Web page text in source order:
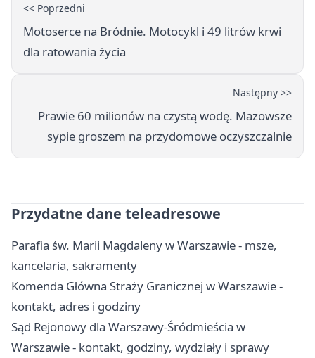
<< Poprzedni
Motoserce na Bródnie. Motocykl i 49 litrów krwi
dla ratowania życia
Następny >>
Prawie 60 milionów na czystą wodę. Mazowsze
sypie groszem na przydomowe oczyszczalnie
Przydatne dane teleadresowe
Parafia św. Marii Magdaleny w Warszawie - msze,
kancelaria, sakramenty
Komenda Główna Straży Granicznej w Warszawie -
kontakt, adres i godziny
Sąd Rejonowy dla Warszawy-Śródmieścia w
Warszawie - kontakt, godziny, wydziały i sprawy